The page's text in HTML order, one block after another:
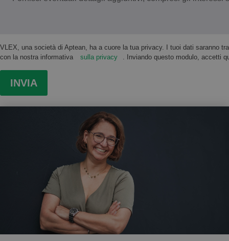
VLEX, una società di Aptean, ha a cuore la tua privacy. I tuoi dati saranno
con la nostra informativa
sulla privacy . Inviando questo modulo, accetti
INVIA